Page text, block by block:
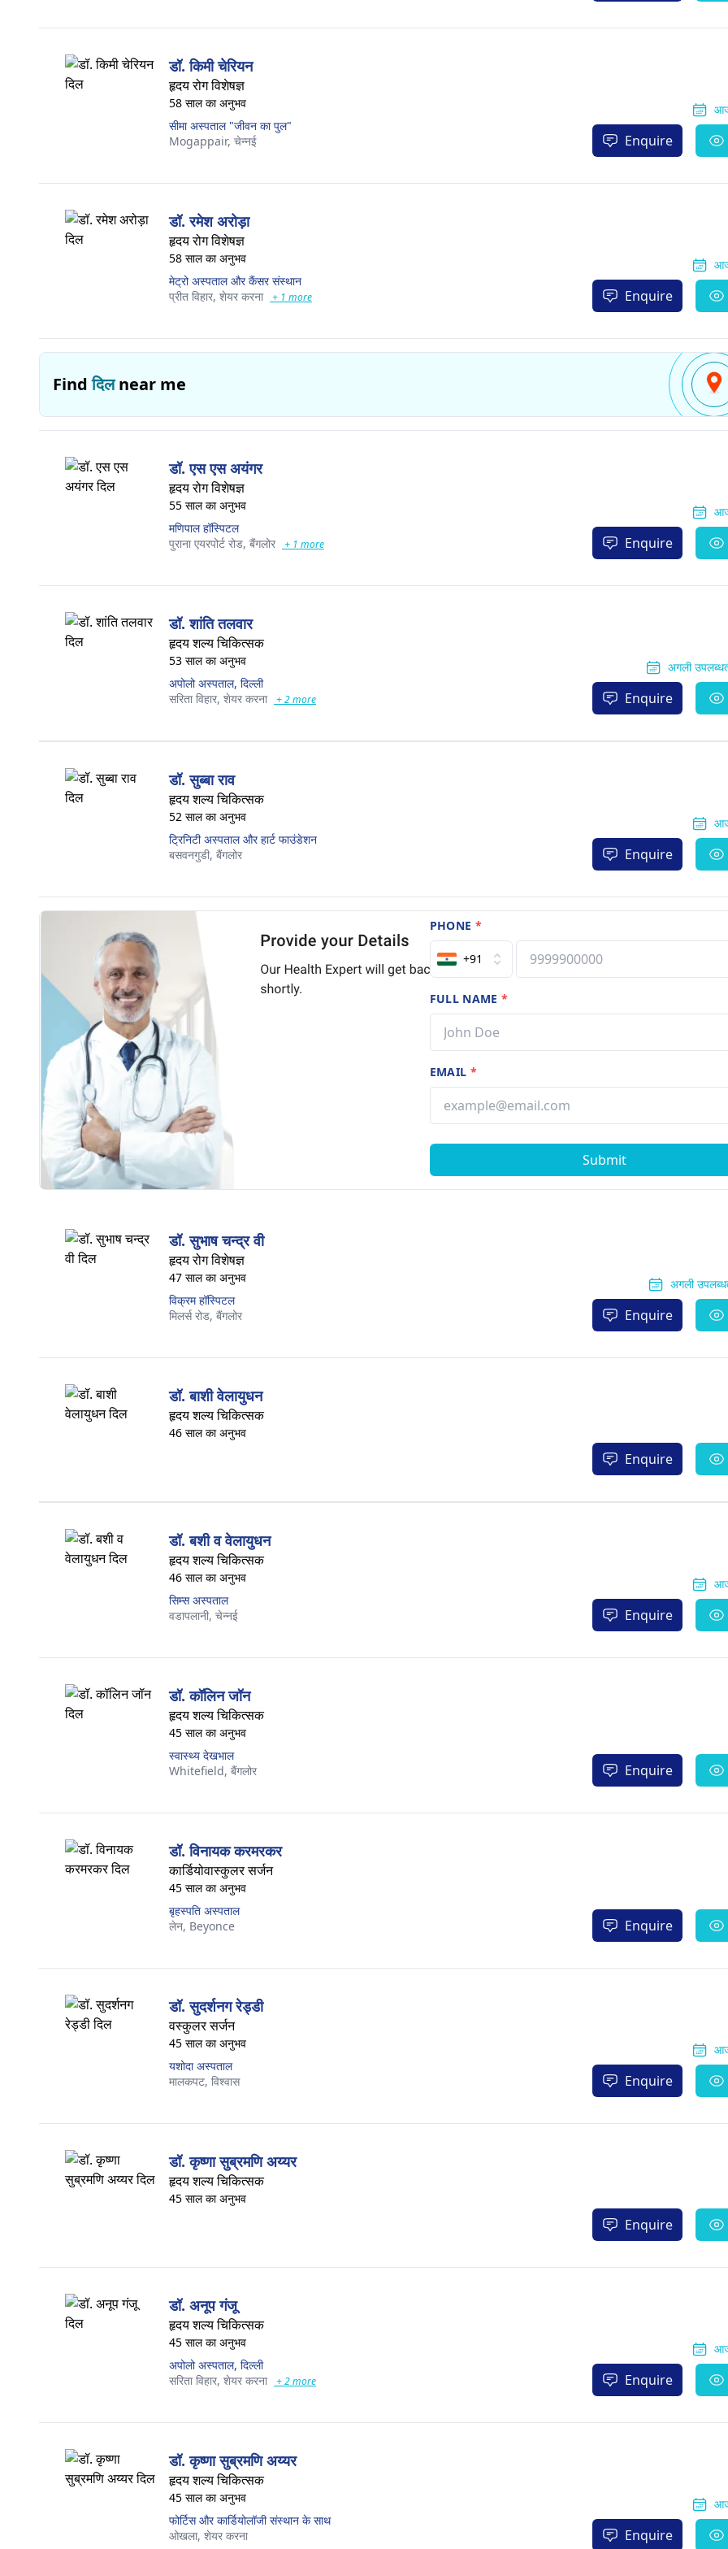
डॉ. किमी चेरियन
हृदय रोग विशेषज्ञ
58 साल का अनुभव
सीमा अस्पताल "जीवन का पुल"
Mogappair, चेन्नई Enquire
डॉ. रमेश अरोड़ा
हृदय रोग विशेषज्ञ
58 साल का अनुभव
मेट्रो अस्पताल और कैंसर संस्थान
प्रीत विहार, शेयर करना + 1 more Enquire
Findदिलnear me
डॉ. एस एस अयंगर
हृदय रोग विशेषज्ञ
55 साल का अनुभव
मणिपाल हॉस्पिटल
पुराना एयरपोर्ट रोड, बैंगलोर + 1 more Enquire
डॉ. शांति तलवार
हृदय शल्य चिकित्सक
53 साल का अनुभव
अपोलो अस्पताल, दिल्ली
सरिता विहार, शेयर करना + 2 more
अगली
Enquire
डॉ. सुब्बा राव
हृदय शल्य चिकित्सक
52 साल का अनुभव
ट्रिनिटी अस्पताल और हार्ट फाउंडेशन
बसवनगुडी, बैंगलोर Enquire
PHONE *
+91
FULL NAME*
EMAIL *
Submit
डॉ. सुभाष चन्द्र वी
हृदय रोग विशेषज्ञ
47 साल का अनुभव
विक्रम हॉस्पिटल
मिलर्स रोड, बैंगलोर
अगली
Enquire
डॉ. बाशी वेलायुधन
हृदय शल्य चिकित्सक
46 साल का अनुभव
Enquire
डॉ. बशी व वेलायुधन
हृदय शल्य चिकित्सक
46 साल का अनुभव
सिम्स अस्पताल
वडापलानी, चेन्नई Enquire
डॉ. कॉलिन जॉन
हृदय शल्य चिकित्सक
45 साल का अनुभव
स्वास्थ्य देखभाल
Whitefield, बैंगलोर Enquire
डॉ. विनायक करमरकर
कार्डियोवास्कुलर सर्जन
45 साल का अनुभव
बृहस्पति अस्पताल
लेन, Beyonce Enquire
डॉ. सुदर्शनग रेड्डी
वस्कुलर सर्जन
45 साल का अनुभव
यशोदा अस्पताल
मालकपट, विश्वास Enquire
डॉ. कृष्णा सुब्रमणि अय्यर
हृदय शल्य चिकित्सक
45 साल का अनुभव
Enquire
डॉ. अनूप गंजू
हृदय शल्य चिकित्सक
45 साल का अनुभव
अपोलो अस्पताल, दिल्ली
सरिता विहार, शेयर करना + 2 more Enquire
डॉ. कृष्णा सुब्रमणि अय्यर
हृदय शल्य चिकित्सक
45 साल का अनुभव
फोर्टिस और कार्डियोलॉजी संस्थान के साथ
ओखला, शेयर करना Enquire